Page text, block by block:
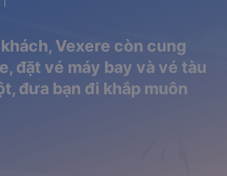
Vexere còn cung
đặt vé máy bay và vé tàu
đưa bạn đi khắp muôn